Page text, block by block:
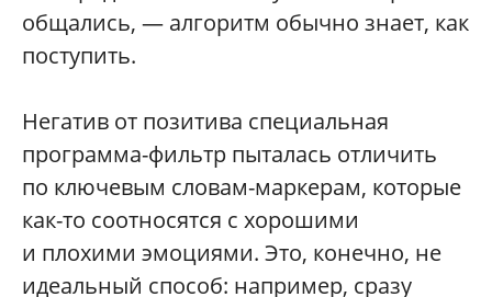
общались, — алгоритм обычно знает, как
поступить.
Негатив от позитива специальная
программа-фильтр пыталась отличить
по ключевым словам-маркерам, которые
как-то соотносятся с хорошими
и плохими эмоциями. Это, конечно, не
идеальный способ: например, сразу